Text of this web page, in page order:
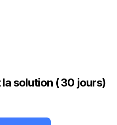
solution ( 30 jours)